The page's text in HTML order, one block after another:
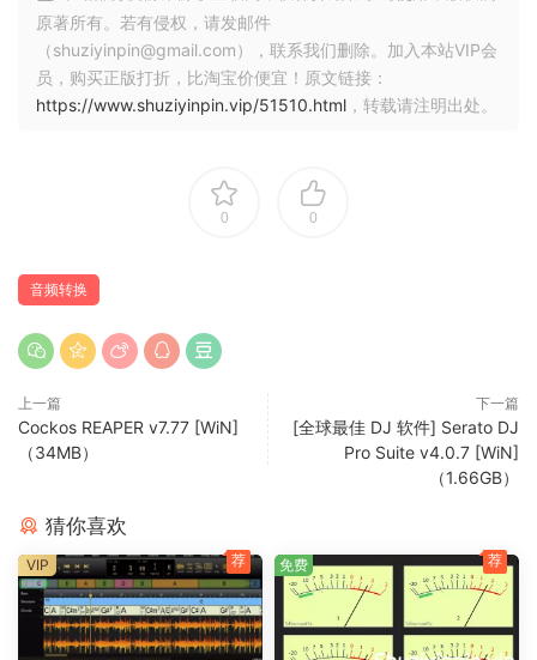
原著所有。若有侵权，请发邮件
（shuziyinpin@gmail.com），联系我们删除。加入本站VIP会
员，购买正版打折，比淘宝价便宜！原文链接：
https://www.shuziyinpin.vip/51510.html ，转载请注明出处。
0 0
音频转换
上一篇
Cockos REAPER v7.77 [WiN]
（34MB）
下一篇
[全球最佳 DJ 软件] Serato DJ
Pro Suite v4.0.7 [WiN]
（1.66GB）
猜你喜欢
VIP 荐 免费 荐